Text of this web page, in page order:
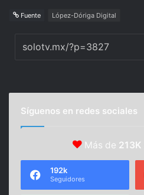
Fuente López-Dóriga Digital
Síguenos en redes sociales
Más de 213K
192k
Seguidores